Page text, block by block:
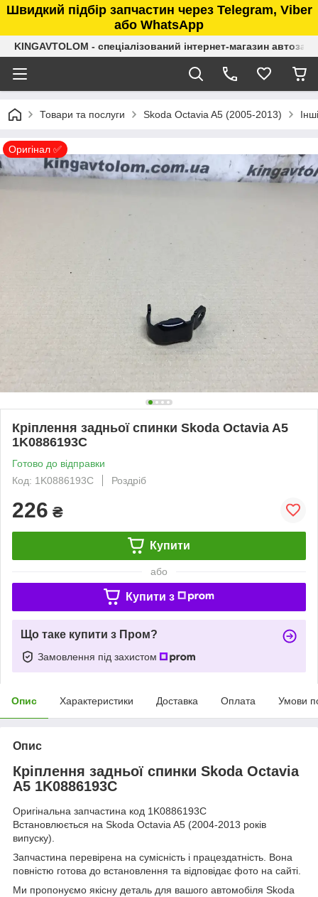
Швидкий підбір запчастин через Telegram, Viber
або WhatsApp
KINGAVTOLOM - спеціалізований інтернет-магазин
Товари та послуги Skoda Octavia A5 (2005-2013)
Оригінал ✅
Кріплення задньої спинки Skoda Octavia A5
1K0886193C
Готово до відправки
Код: 1K0886193C
Роздріб
226 ₴
Купити
або
Купити з
Що таке купити з Пром?
Замовлення під захистом
Опис Характеристики Доставка Оплата Умови
Опис
Кріплення задньої спинки Skoda Octavia
A5 1K0886193C
Оригінальна запчастина код 1K0886193C
Встановлюється на Skoda Octavia A5 (2004-2013 років
випуску).
Запчастина перевірена на сумісність і працездатність. Вона
повністю готова до встановлення та відповідає фото на сайті.
Ми пропонуємо якісну деталь для вашого автомобіля Skoda